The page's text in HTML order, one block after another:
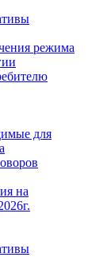
режима
для
на